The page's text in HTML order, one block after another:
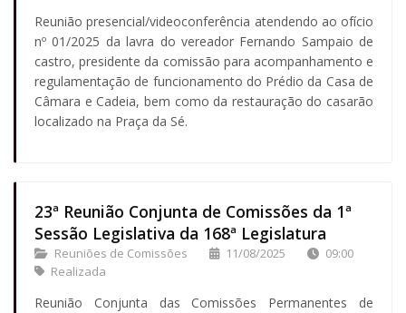
Reunião presencial/videoconferência atendendo ao ofício
nº 01/2025 da lavra do vereador Fernando Sampaio de
castro, presidente da comissão para acompanhamento e
regulamentação de funcionamento do Prédio da Casa de
Câmara e Cadeia, bem como da restauração do casarão
localizado na Praça da Sé.
23ª Reunião Conjunta de Comissões da 1ª
Sessão Legislativa da 168ª Legislatura
Reuniões de Comissões 11/08/2025
09:00
Realizada
Reunião Conjunta das Comissões Permanentes de